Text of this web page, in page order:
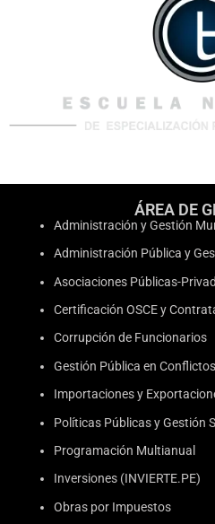
ÁREA DE
Administración y Gestión
Administración Pública y
Asociaciones Públicas-
Certificación OSCE y
Corrupción de Funcionarios
Gestión Pública en
Importaciones y
Políticas Públicas y Gestión
Programación Multianual
Inversiones (INVIERTE.PE)
Obras por Impuestos